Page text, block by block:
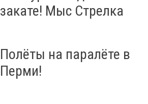
закате! Мыс Стрелка
Полёты на паралёте в
Перми!